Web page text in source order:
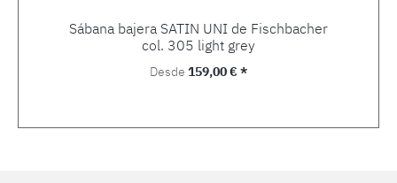
Sábana bajera SATIN UNI de Fischbacher
col. 305 light grey
Precio normal:
Desde 159,00 € *